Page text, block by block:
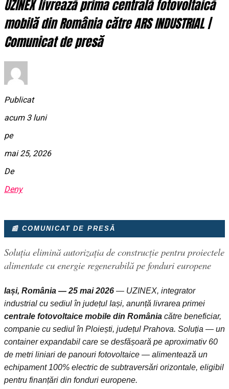
UZINEX livrează prima centrală fotovoltaică
mobilă din România către ARS INDUSTRIAL |
Comunicat de presă
Publicat
acum 3 luni
pe
mai 25, 2026
De
Deny
📰 COMUNICAT DE PRESĂ
Soluția elimină autorizația de construcție pentru proiectele
alimentate cu energie regenerabilă pe fonduri europene
Iași, România — 25 mai 2026 — UZINEX, integrator
industrial cu sediul în județul Iași, anunță livrarea primei
centrale fotovoltaice mobile din România către beneficiar,
companie cu sediul în Ploiești, județul Prahova. Soluția — un
container expandabil care se desfășoară pe aproximativ 60
de metri liniari de panouri fotovoltaice — alimentează un
echipament 100% electric de subtraversări orizontale, eligibil
pentru finanțări din fonduri europene.